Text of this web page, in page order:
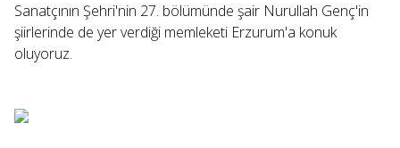
Sanatçının Şehri'nin 27. bölümünde şair Nurullah Genç'in
şiirlerinde de yer verdiği memleketi Erzurum'a konuk
oluyoruz.